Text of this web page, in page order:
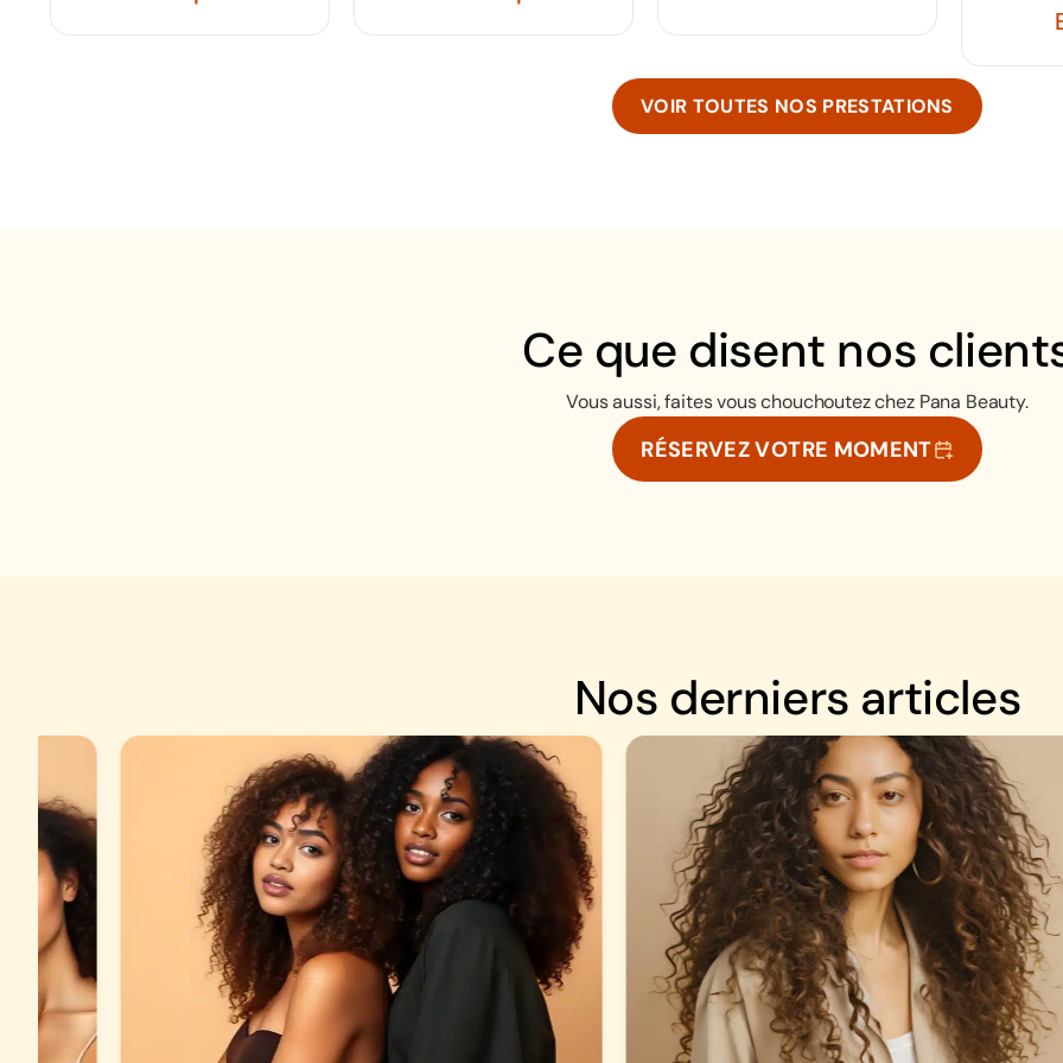
VOIR TOUTES NOS PRESTATIONS
Ce que disent nos
Vous aussi, faites vous chouchoutez chez Pana Beauty.
RÉSERVEZ VOTRE MOMENT
Nos derniers articles